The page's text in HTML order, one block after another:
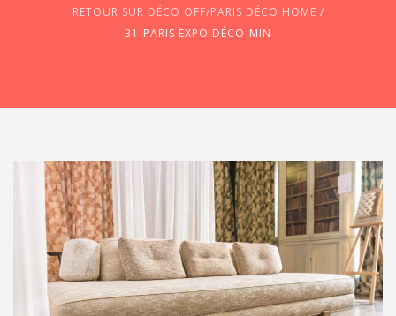
CONTACTEZ-NOUS !
RETOUR SUR DÉCO OFF/PARIS DÉCO HOME /
31-PARIS EXPO DÉCO-MIN